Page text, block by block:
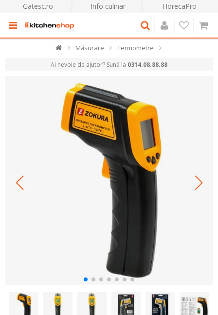
Gatesc.ro Info culinar HorecaPro
Măsurare Termometre
Ai nevoie de ajutor? Sună la 0314.08.88.88